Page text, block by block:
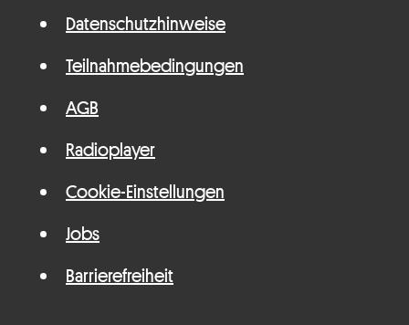
Datenschutzhinweise
Teilnahmebedingungen
AGB
Radioplayer
Cookie-Einstellungen
Jobs
Barrierefreiheit